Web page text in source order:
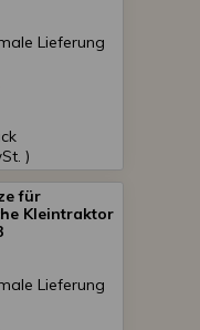
Lieferung
)
für
Kleintraktor
Lieferung